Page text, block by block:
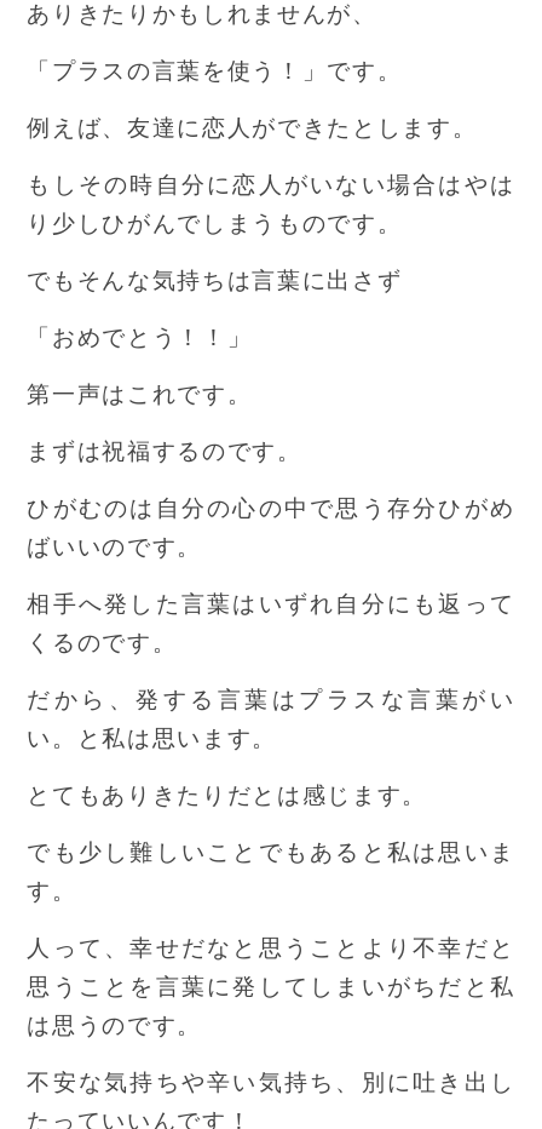
ありきたりかもしれませんが、
「プラスの言葉を使う！」です。
例えば、友達に恋人ができたとします。
もしその時自分に恋人がいない場合はやは
り少しひがんでしまうものです。
でもそんな気持ちは言葉に出さず
「おめでとう！！」
第一声はこれです。
まずは祝福するのです。
ひがむのは自分の心の中で思う存分ひがめ
ばいいのです。
相手へ発した言葉はいずれ自分にも返って
くるのです。
だから、発する言葉はプラスな言葉がい
い。と私は思います。
とてもありきたりだとは感じます。
でも少し難しいことでもあると私は思いま
す。
人って、幸せだなと思うことより不幸だと
思うことを言葉に発してしまいがちだと私
は思うのです。
不安な気持ちや辛い気持ち、別に吐き出し
たっていいんです！